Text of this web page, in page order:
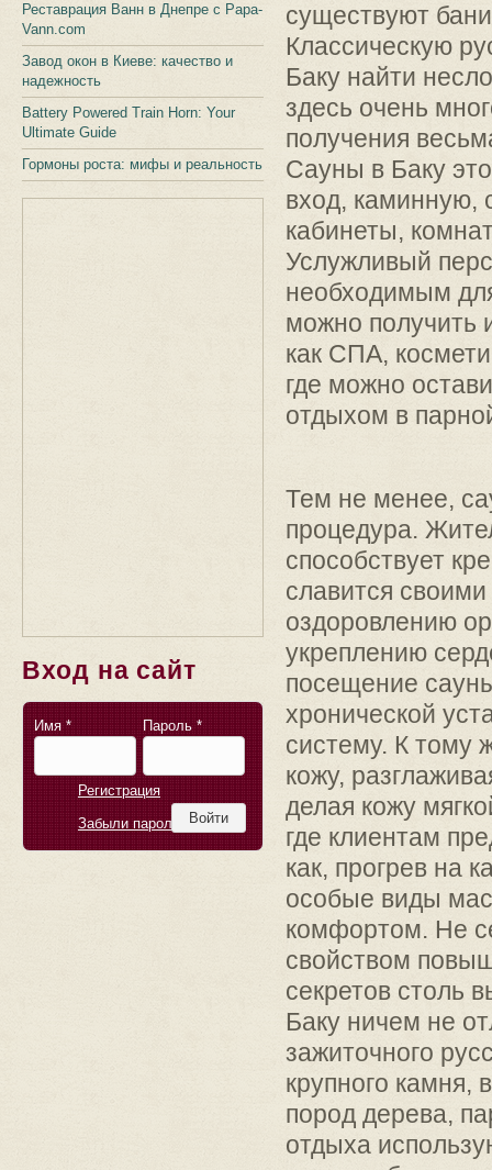
Реставрация Ванн в Днепре с Papa-
Vann.com
Завод окон в Киеве: качество и
надежность
Battery Powered Train Horn: Your
Ultimate Guide
Гормоны роста: мифы и реальность
Вход на сайт
Имя * Пароль *
Регистрация
Забыли пароль?
существуют
Классическую
Баку найти
здесь очень
получения
Сауны в Баку
вход, каминную,
кабинеты,
Услужливый
необходимым
можно получить
как СПА,
где можно
отдыхом в
Тем не менее,
процедура.
способствует
славится
оздоровлению
укреплению
посещение
хронической
систему. К тому
кожу,
делая кожу
где клиентам
как, прогрев на
особые виды
комфортом. Не
свойством
секретов столь
Баку ничем не
зажиточного
крупного камня,
пород дерева,
отдыха